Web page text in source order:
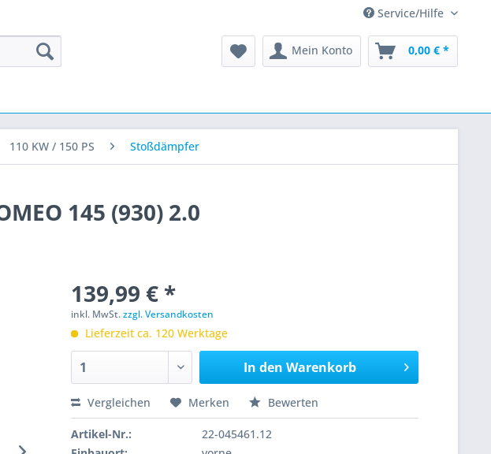
Service/Hilfe
Mein Konto 0,00 € *
110 KW / 150 PS Stoßdämpfer
145 (930) 2.0
139,99 € *
inkl. MwSt.zzgl. Versandkosten
Lieferzeit ca. 120 Werktage
In den Warenkorb
Vergleichen Merken Bewerten
Artikel-Nr.:
22-045461.12